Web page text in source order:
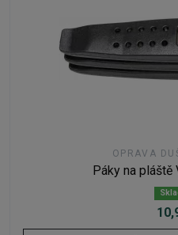
OPRAVA
Páky na pláště